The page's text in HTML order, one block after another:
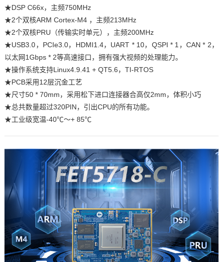
★DSPC66x，主频750MHz
★2个双核ARM Cortex-M4，主频213MHz
★2个双核PRU（传输实时单元），主频200MHz
★USB3.0，PCIe3.0，HDMI1.4，UART * 10，QSPI * 1，CAN * 2，
以太网1Gbps * 2等高速接口，拥有强大视频的处理能力。
★操作系统支持Linux4.9.41 + QT5.6，TI-RTOS
★PCB采用12层沉金工艺
★尺寸50 * 70mm，采用松下进口连接器合高仅2mm，体积小巧
★总共数量超过320PIN，引出CPU的所有功能。
★工业级宽温-40℃〜+ 85℃